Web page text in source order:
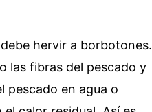
hervir a borbotones.
las fibras del pescado y
pescado en agua o